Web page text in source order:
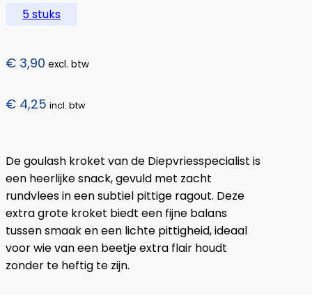
5 stuks
€ 3,90 excl. btw
€ 4,25 incl. btw
De goulash kroket van de Diepvriesspecialist is
een heerlijke snack, gevuld met zacht
rundvlees in een subtiel pittige ragout. Deze
extra grote kroket biedt een fijne balans
tussen smaak en een lichte pittigheid, ideaal
voor wie van een beetje extra flair houdt
zonder te heftig te zijn.